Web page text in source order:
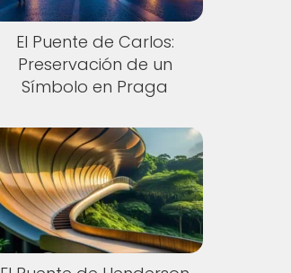
El Puente de Carlos:
Preservación de un
Símbolo en Praga